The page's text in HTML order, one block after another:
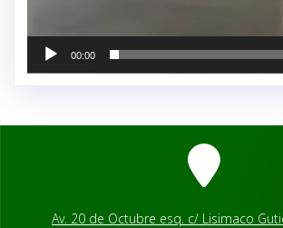
00:00
Av. 20 de Octubre esq. c/ Lisimaco